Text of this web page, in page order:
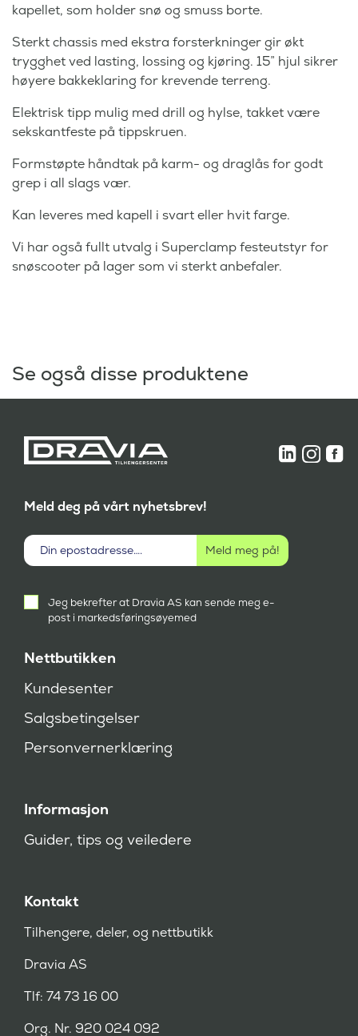
kapellet, som holder snø og smuss borte.
Sterkt chassis med ekstra forsterkninger gir økt
trygghet ved lasting, lossing og kjøring. 15” hjul sikrer
høyere bakkeklaring for krevende terreng.
Elektrisk tipp mulig med drill og hylse, takket være
sekskantfeste på tippskruen.
Formstøpte håndtak på karm- og draglås for godt
grep i all slags vær.
Kan leveres med kapell i svart eller hvit farge.
Vi har også fullt utvalg i Superclamp festeutstyr for
snøscooter på lager som vi sterkt anbefaler.
Se også disse produktene
Nettbutikken
Kundesenter
Salgsbetingelser
Personvernerklæring
Informasjon
Guider, tips og veiledere
Meld deg på vårt nyhetsbrev!
samtykke
k
e
d
Jeg bekrefter at Dravia AS kan sende meg e-
post i markedsføringsøyemed
Kontakt
Tilhengere, deler, og nettbutikk
Dravia AS
Tlf: 74 73 16 00
Org. Nr. 920 024 092